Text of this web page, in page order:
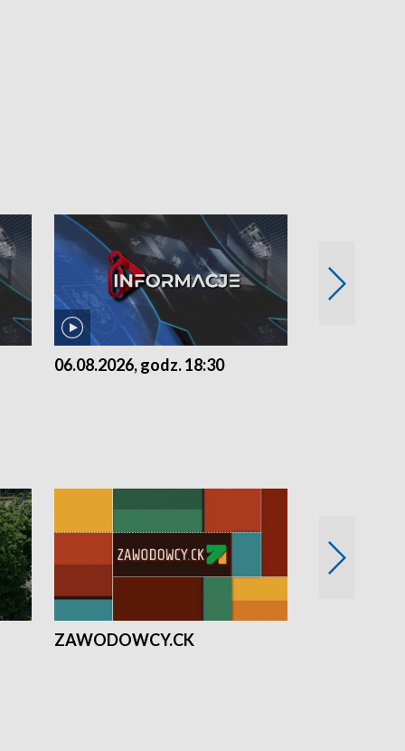
06.08.2026, godz. 18:30
ZAWODOWCY.CK